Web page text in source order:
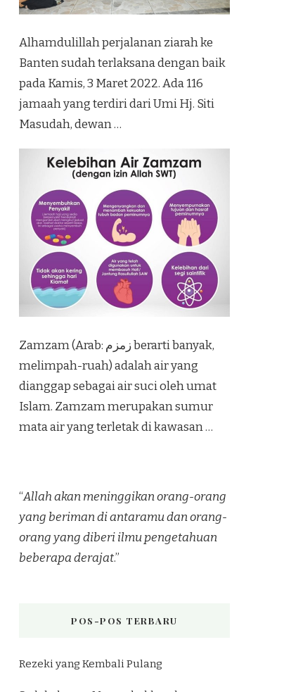
Alhamdulillah perjalanan ziarah ke
Banten sudah terlaksana dengan baik
pada Kamis, 3 Maret 2022. Ada 116
jamaah yang terdiri dari Umi Hj. Siti
Masudah, dewan …
Zamzam (Arab: زمزم‎ berarti banyak,
melimpah-ruah) adalah air yang
dianggap sebagai air suci oleh umat
Islam. Zamzam merupakan sumur
mata air yang terletak di kawasan …
“Allah akan meninggikan orang-orang
yang beriman di antaramu dan orang-
orang yang diberi ilmu pengetahuan
beberapa derajat.”
POS-POS TERBARU
Rezeki yang Kembali Pulang